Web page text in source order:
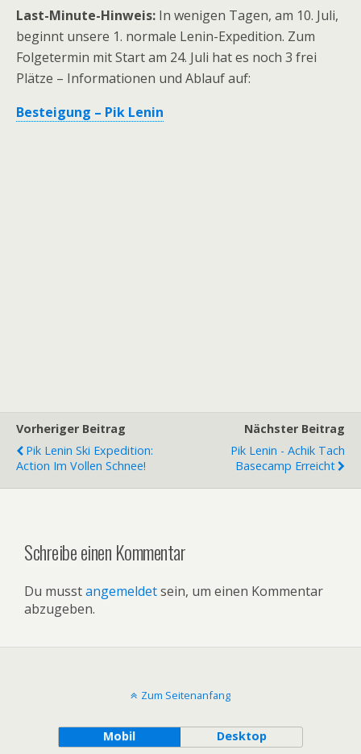
Last-Minute-Hinweis: In wenigen Tagen, am 10. Juli,
beginnt unsere 1. normale Lenin-Expedition. Zum
Folgetermin mit Start am 24. Juli hat es noch 3 frei
Plätze – Informationen und Ablauf auf:
Besteigung – Pik Lenin
Vorheriger Beitrag
Pik Lenin Ski Expedition:
Action Im Vollen Schnee!
Nächster Beitrag
Pik Lenin - Achik Tach
Basecamp Erreicht
Schreibe einen Kommentar
Du musstangemeldetsein, um einen Kommentar
abzugeben.
Zum Seitenanfang
Mobil Desktop